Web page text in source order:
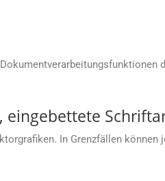
eingebettete
In Grenzfällen können